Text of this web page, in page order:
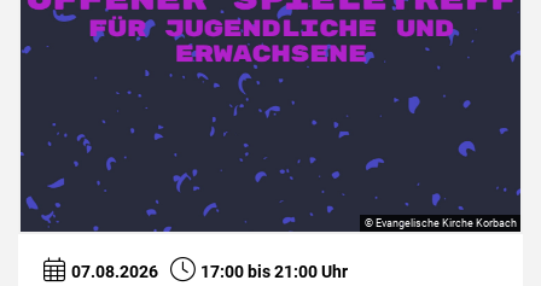
07.08.2026 17:00 bis 21:00 Uhr
© Evangelische Kirche Korbach